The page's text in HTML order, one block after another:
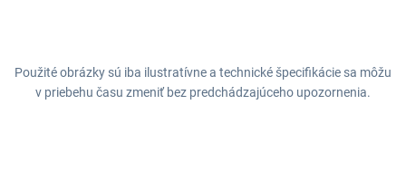
Použité obrázky sú iba ilustratívne a technické špecifikácie sa môžu
v priebehu času zmeniť bez predchádzajúceho upozornenia.